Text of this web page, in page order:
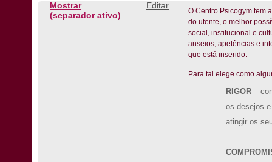
Mostrar
(separador ativo)
Editar
O Centro Psicogym tem
do utente, o melhor
social, institucional e
anseios, apetências e
que está inserido.
Para tal elege como
RIGOR –
os desejos
atingir os